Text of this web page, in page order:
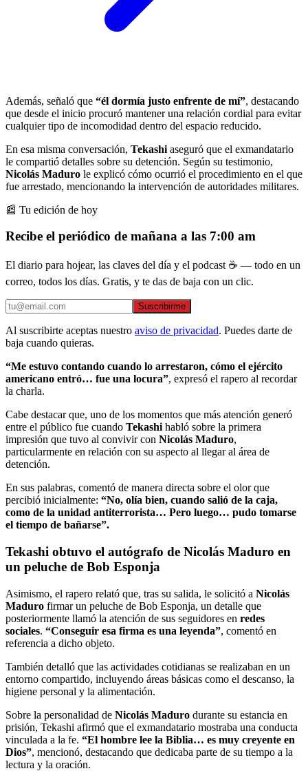
Además, señaló que “él dormía justo enfrente de mí”, destacando
que desde el inicio procuró mantener una relación cordial para evitar
cualquier tipo de incomodidad dentro del espacio reducido.
En esa misma conversación, Tekashi aseguró que el exmandatario
le compartió detalles sobre su detención. Según su testimonio,
Nicolás Maduro le explicó cómo ocurrió el procedimiento en el que
fue arrestado, mencionando la intervención de autoridades militares.
📰 Tu edición de hoy
Recibe el periódico de mañana a las 7:00 am
El diario para hojear, las claves del día y el podcast ☕ — todo en un
correo, todos los días. Gratis, y te das de baja con un clic.
Suscribirme
Al suscribirte aceptas nuestro aviso de privacidad. Puedes darte de
baja cuando quieras.
“Me estuvo contando cuando lo arrestaron, cómo el ejército
americano entró… fue una locura”, expresó el rapero al recordar
la charla.
Cabe destacar que, uno de los momentos que más atención generó
entre el público fue cuando Tekashi habló sobre la primera
impresión que tuvo al convivir con Nicolás Maduro,
particularmente en relación con su aspecto al llegar al área de
detención.
En sus palabras, comentó de manera directa sobre el olor que
percibió inicialmente: “No, olía bien, cuando salió de la caja,
como de la unidad antiterrorista… Pero luego… pudo tomarse
el tiempo de bañarse”.
Tekashi obtuvo el autógrafo de Nicolás Maduro en
un peluche de Bob Esponja
Asimismo, el rapero relató que, tras su salida, le solicitó a Nicolás
Maduro firmar un peluche de Bob Esponja, un detalle que
posteriormente llamó la atención de sus seguidores en redes
sociales. “Conseguir esa firma es una leyenda”, comentó en
referencia a dicho objeto.
También detalló que las actividades cotidianas se realizaban en un
entorno compartido, incluyendo áreas básicas como el descanso, la
higiene personal y la alimentación.
Sobre la personalidad de Nicolás Maduro durante su estancia en
prisión, Tekashi afirmó que el exmandatario mostraba una conducta
vinculada a la fe. “El hombre lee la Biblia… es muy creyente en
Dios”, mencionó, destacando que dedicaba parte de su tiempo a la
lectura y la oración.